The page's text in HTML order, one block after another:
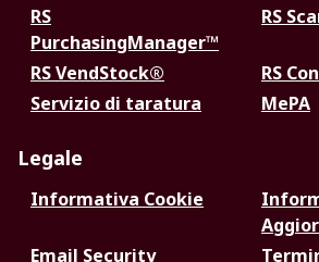
RS
PurchasingManager™
RS
RS VendStock®
RS
Servizio di taratura
MePA
Legale
Informativa Cookie
Email Security